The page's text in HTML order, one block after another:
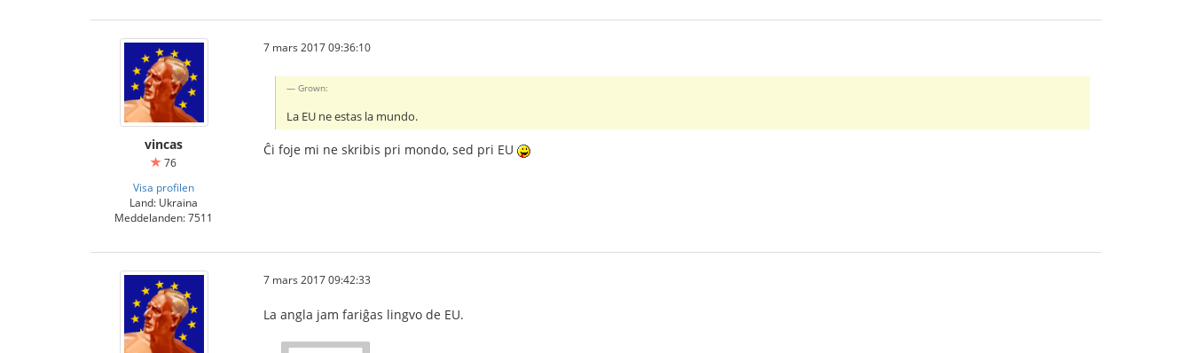
vincas
76
Visa profilen
Land: Ukraina
Meddelanden: 7511
7 mars 2017 09:36:10
Grown:
La EU ne estas la mundo.
Ĉi foje mi ne skribis pri mondo, sed pri EU
7 mars 2017 09:42:33
La angla jam fariĝas lingvo de EU.